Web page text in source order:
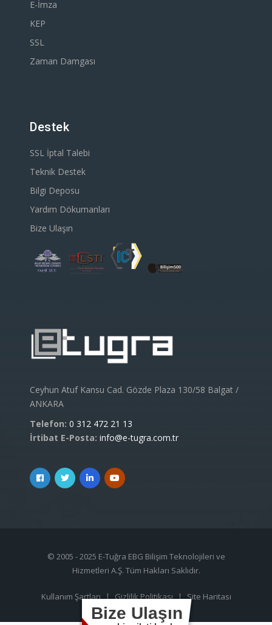
E-İmza
KEP
SSL
Zaman Damgası
Destek
SSL İptal Talebi
Teknik Destek
Bilgi Deposu
Yardım Dökumanları
Bize Ulaşın
Ceyhun Atuf Kansu Cad. Gözde Plaza 130/58 Balgat /
ANKARA
Telefon: 0 312 472 21 13
İrtibat E-Posta: info@e-tugra.com.tr
© 2005 - 2025 E-Tuğra EBG Bilişim Teknolojileri ve
Hizmetleri A.Ş. Tüm Hakları Saklıdır.
Kullanım Şartları | Gizlilik Politikası | Site Haritası
Bize Ulaşın